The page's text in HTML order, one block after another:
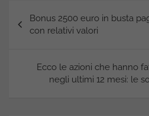
articoli
Bonus 2500 euro in busta
con relativi valori
Ecco le azioni che hanno
negli ultimi 12 mesi: le